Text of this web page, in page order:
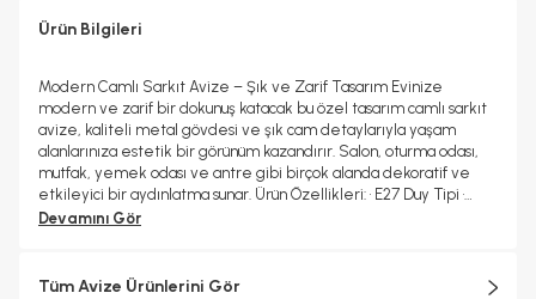
Ürün Bilgileri
Modern Camlı Sarkıt Avize – Şık ve Zarif Tasarım Evinize
modern ve zarif bir dokunuş katacak bu özel tasarım camlı sarkıt
avize, kaliteli metal gövdesi ve şık cam detaylarıyla yaşam
alanlarınıza estetik bir görünüm kazandırır. Salon, oturma odası,
mutfak, yemek odası ve antre gibi birçok alanda dekoratif ve
etkileyici bir aydınlatma sunar. Ürün Özellikleri: • E27 Duy Tipi •
Genişlik (En): 58 cm • Yükseklik (Boy): 75 cm • Kablo Boyu:
Devamını Gör
Tüm Avize Ürünlerini Gör